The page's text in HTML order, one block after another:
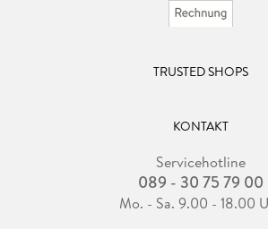
TRUSTED SHOPS
KONTAKT
Servicehotline
089 - 30 75 79 00
Mo. - Sa. 9.00 - 18.00